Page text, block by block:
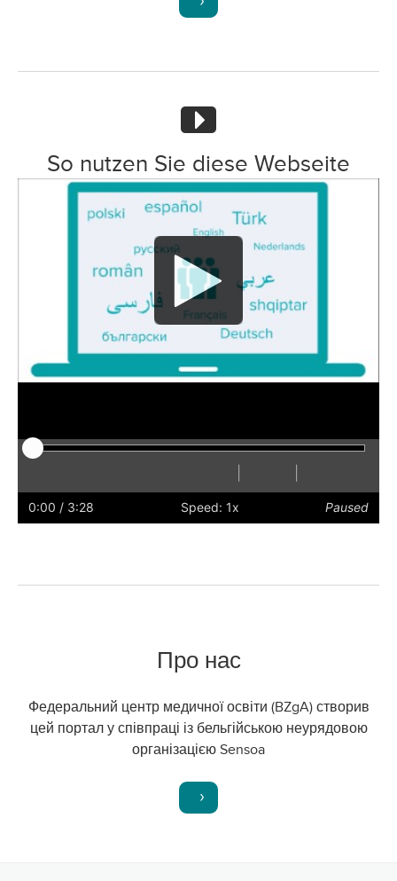
So nutzen Sie diese Webseite
Hide
captions
FasterSlower
full
screen
0:00 / 3:28 Speed: 1x Paused
Про нас
Федеральний центр медичної освіти (BZgA) створив
цей портал у співпраці із бельгійською неурядовою
організацією Sensoa